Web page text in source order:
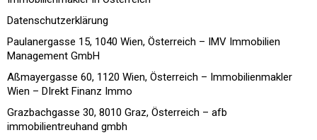
Datenschutzerklärung
Paulanergasse 15, 1040 Wien, Österreich – IMV Immobilien
Management GmbH
Aßmayergasse 60, 1120 Wien, Österreich – Immobilienmakler
Wien – DIrekt Finanz Immo
Grazbachgasse 30, 8010 Graz, Österreich – afb
immobilientreuhand gmbh